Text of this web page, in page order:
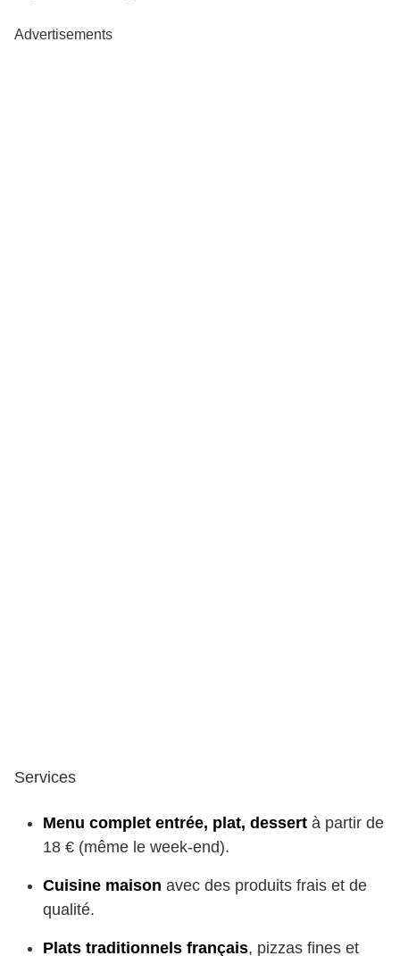
Advertisements
Services
Menu complet entrée, plat, dessert à partir de
18 € (même le week-end).
Cuisine maison avec des produits frais et de
qualité.
Plats traditionnels français, pizzas fines et